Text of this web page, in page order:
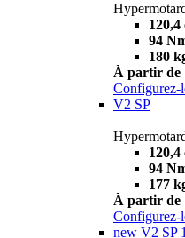
120,4
94
180
À partir de
Configurez-
V2 SP
120,4
94
177
À partir de
Configurez-
new V2 SP